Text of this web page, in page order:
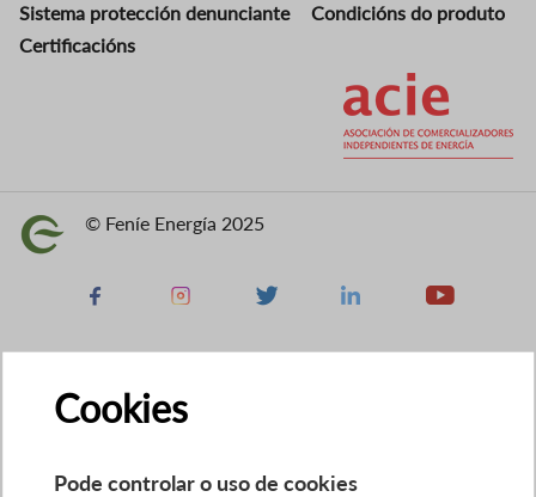
Sistema protección denunciante
Condicións do produto
Certificacións
Imaxe © Feníe Energía 2025
Facebook Instagram X Linkedin Youtube
Cookies
Pode controlar o uso de cookies